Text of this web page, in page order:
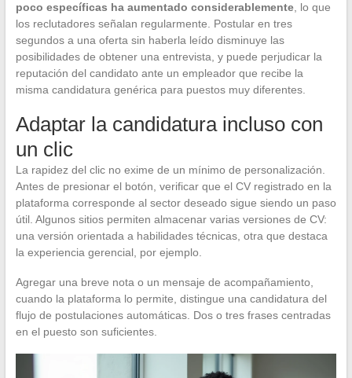
poco específicas ha aumentado considerablemente, lo que
los reclutadores señalan regularmente. Postular en tres
segundos a una oferta sin haberla leído disminuye las
posibilidades de obtener una entrevista, y puede perjudicar la
reputación del candidato ante un empleador que recibe la
misma candidatura genérica para puestos muy diferentes.
Adaptar la candidatura incluso con
un clic
La rapidez del clic no exime de un mínimo de personalización.
Antes de presionar el botón, verificar que el CV registrado en la
plataforma corresponde al sector deseado sigue siendo un paso
útil. Algunos sitios permiten almacenar varias versiones de CV:
una versión orientada a habilidades técnicas, otra que destaca
la experiencia gerencial, por ejemplo.
Agregar una breve nota o un mensaje de acompañamiento,
cuando la plataforma lo permite, distingue una candidatura del
flujo de postulaciones automáticas. Dos o tres frases centradas
en el puesto son suficientes.